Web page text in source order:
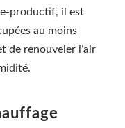
productif, il est
au moins
de renouveler l’air